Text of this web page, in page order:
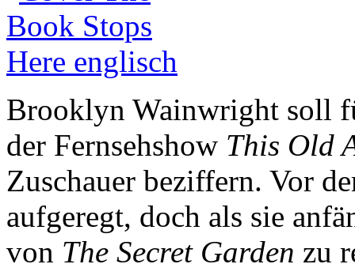
Brooklyn Wainwright soll
der Fernsehshow This Old
Zuschauer beziffern. Vor
aufgeregt, doch als sie
von The Secret Garden zu